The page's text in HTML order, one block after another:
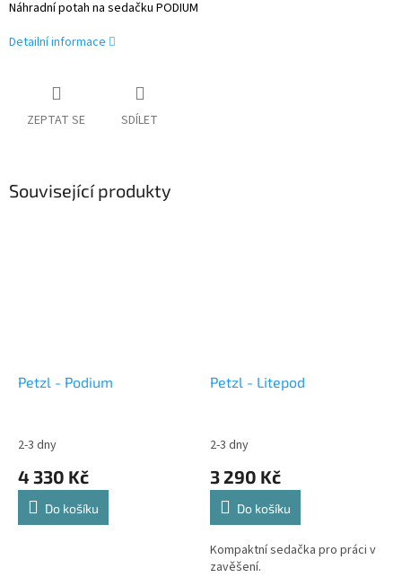
Náhradní potah na sedačku PODIUM
Detailní informace
ZEPTAT SE SDÍLET
Související produkty
Petzl - Podium
2-3 dny
4 330 Kč
Do košíku
Petzl - Litepod
2-3 dny
3 290 Kč
Do košíku
Kompaktní sedačka pro práci v
zavěšení.